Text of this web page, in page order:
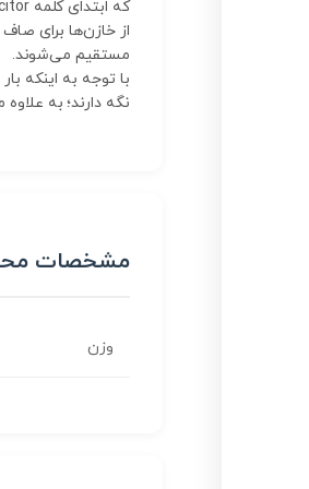
که ابتدای کلمه capacitor است نمایش می‌دهند.
از خازن‌ها برای
مستقیم می‌شوند.
با توجه به اینکه
نگه دارند؛ به
مشخصات
وزن